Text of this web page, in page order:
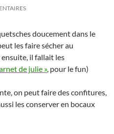
doucement dans le
les faire sécher au
il fallait les
de julie », pour le fun)
on peut faire des confitures,
les conserver en bocaux